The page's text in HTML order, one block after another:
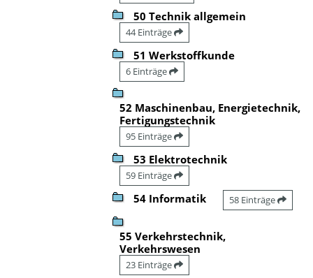
50 Technik allgemein
44 Einträge
51 Werkstoffkunde
6 Einträge
52 Maschinenbau, Energietechnik,
Fertigungstechnik
95 Einträge
53 Elektrotechnik
59 Einträge
54 Informatik 58 Einträge
55 Verkehrstechnik,
Verkehrswesen
23 Einträge